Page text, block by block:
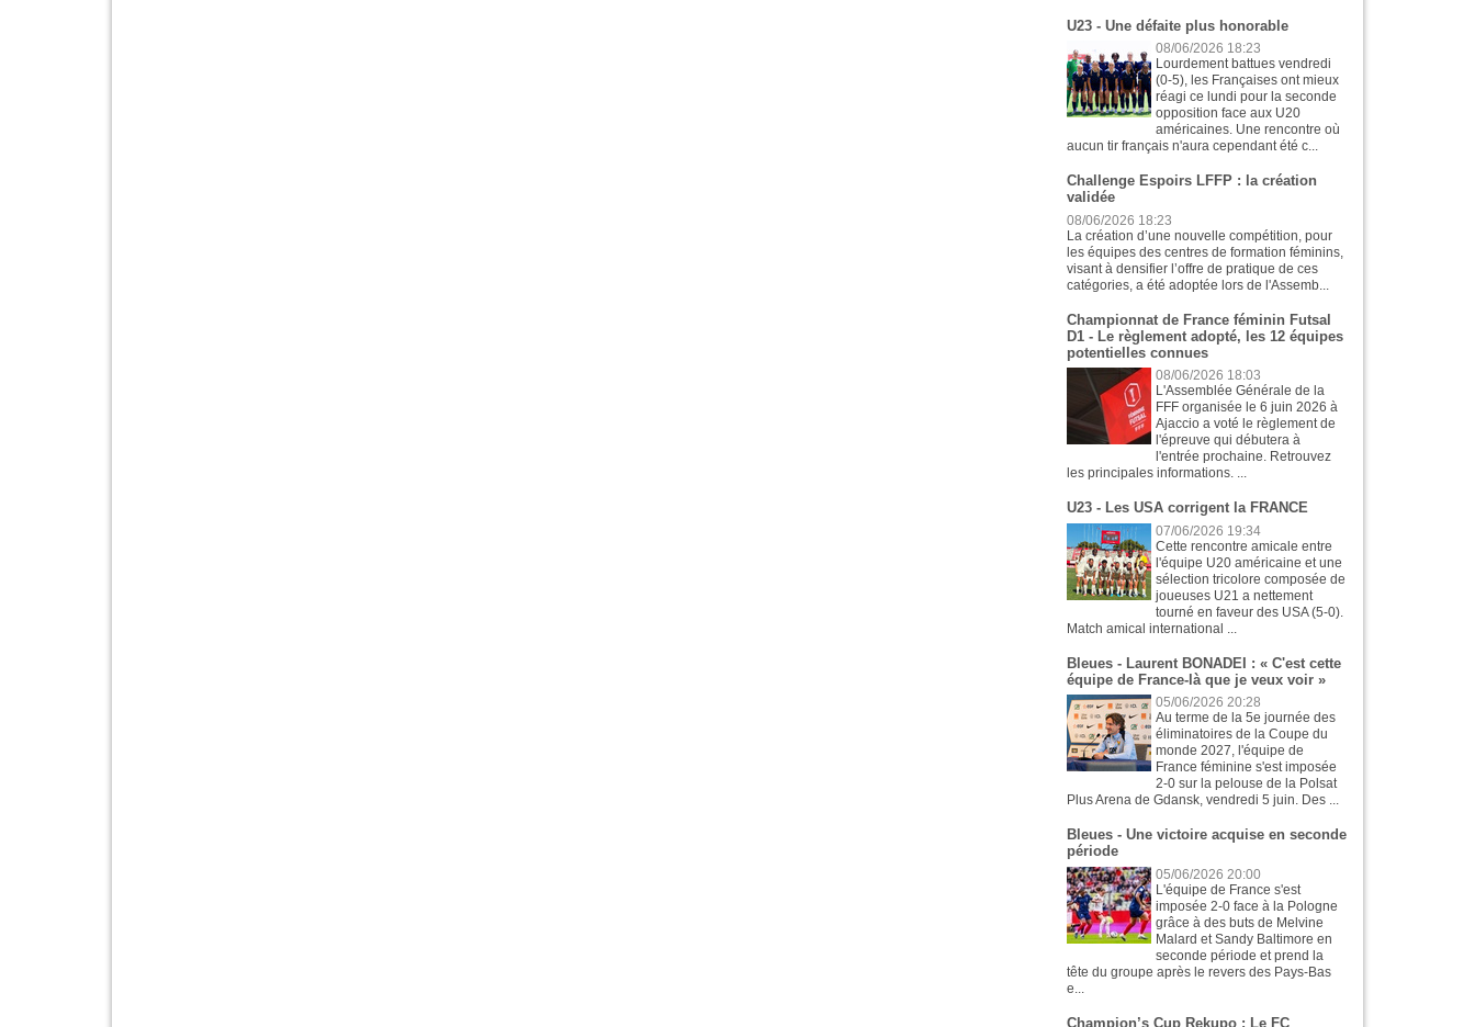
U23 - Une défaite plus honorable
08/06/2026 18:23
Lourdement battues vendredi
(0-5), les Françaises ont mieux
réagi ce lundi pour la seconde
opposition face aux U20
américaines. Une rencontre où
aucun tir français n'aura cependant été c...
Challenge Espoirs LFFP : la création
validée
08/06/2026 18:23
La création d’une nouvelle compétition, pour
les équipes des centres de formation féminins,
visant à densifier l’offre de pratique de ces
catégories, a été adoptée lors de l'Assemb...
Championnat de France féminin Futsal
D1 - Le règlement adopté, les 12 équipes
potentielles connues
08/06/2026 18:03
L'Assemblée Générale de la
FFF organisée le 6 juin 2026 à
Ajaccio a voté le règlement de
l'épreuve qui débutera à
l'entrée prochaine. Retrouvez
les principales informations. ...
U23 - Les USA corrigent la FRANCE
07/06/2026 19:34
Cette rencontre amicale entre
l'équipe U20 américaine et une
sélection tricolore composée de
joueuses U21 a nettement
tourné en faveur des USA (5-0).
Match amical international ...
Bleues - Laurent BONADEI : « C'est cette
équipe de France-là que je veux voir »
05/06/2026 20:28
Au terme de la 5e journée des
éliminatoires de la Coupe du
monde 2027, l'équipe de
France féminine s'est imposée
2-0 sur la pelouse de la Polsat
Plus Arena de Gdansk, vendredi 5 juin. Des ...
Bleues - Une victoire acquise en seconde
période
05/06/2026 20:00
L'équipe de France s'est
imposée 2-0 face à la Pologne
grâce à des buts de Melvine
Malard et Sandy Baltimore en
seconde période et prend la
tête du groupe après le revers des Pays-Bas
e...
Champion’s Cup Rekupo : Le FC